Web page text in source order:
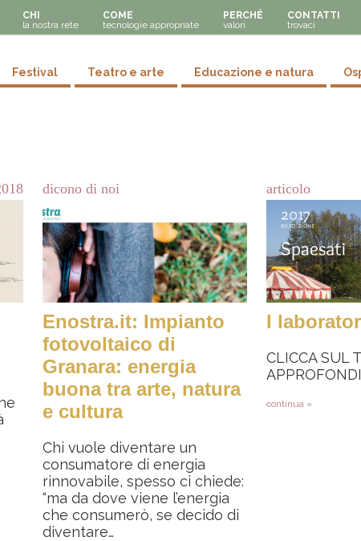
CHI
la nostra rete
COME
tecnologie appropriate
PERCHÉ
valori
CONTATTI
trovaci
Secondary menu
Festival Teatro e arte Educazione e natura
dicono di noi
Enostra.it: Impianto
fotovoltaico di
Granara: energia
buona tra arte, natura
e cultura
Chi vuole diventare un
consumatore di energia
rinnovabile, spesso ci chiede:
“ma da dove viene l’energia
che consumerò, se decido di
diventare…
articolo
I
CLICCA SUL
continua »